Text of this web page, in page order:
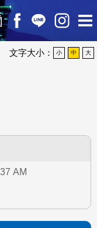
文字大小： 小 中 大
AM